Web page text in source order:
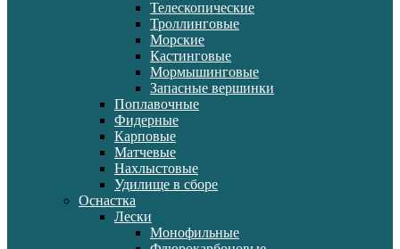
Телескопические
Троллинговые
Морские
Кастинговые
Мормышинговые
Запасные вершинки
Поплавочные
Фидерные
Карповые
Матчевые
Нахлыстовые
Удилище в сборе
Оснастка
Лески
Монофильные